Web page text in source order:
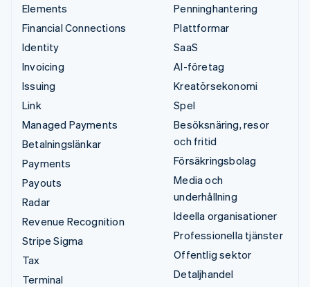
Elements
Financial Connections
Identity
Invoicing
Issuing
Link
Managed Payments
Betalningslänkar
Payments
Payouts
Radar
Revenue Recognition
Stripe Sigma
Tax
Terminal
Penninghantering
Plattformar
SaaS
AI-företag
Kreatörsekonomi
Spel
Besöksnäring, resor
och fritid
Försäkringsbolag
Media och
underhållning
Ideella organisationer
Professionella tjänster
Offentlig sektor
Detaljhandel